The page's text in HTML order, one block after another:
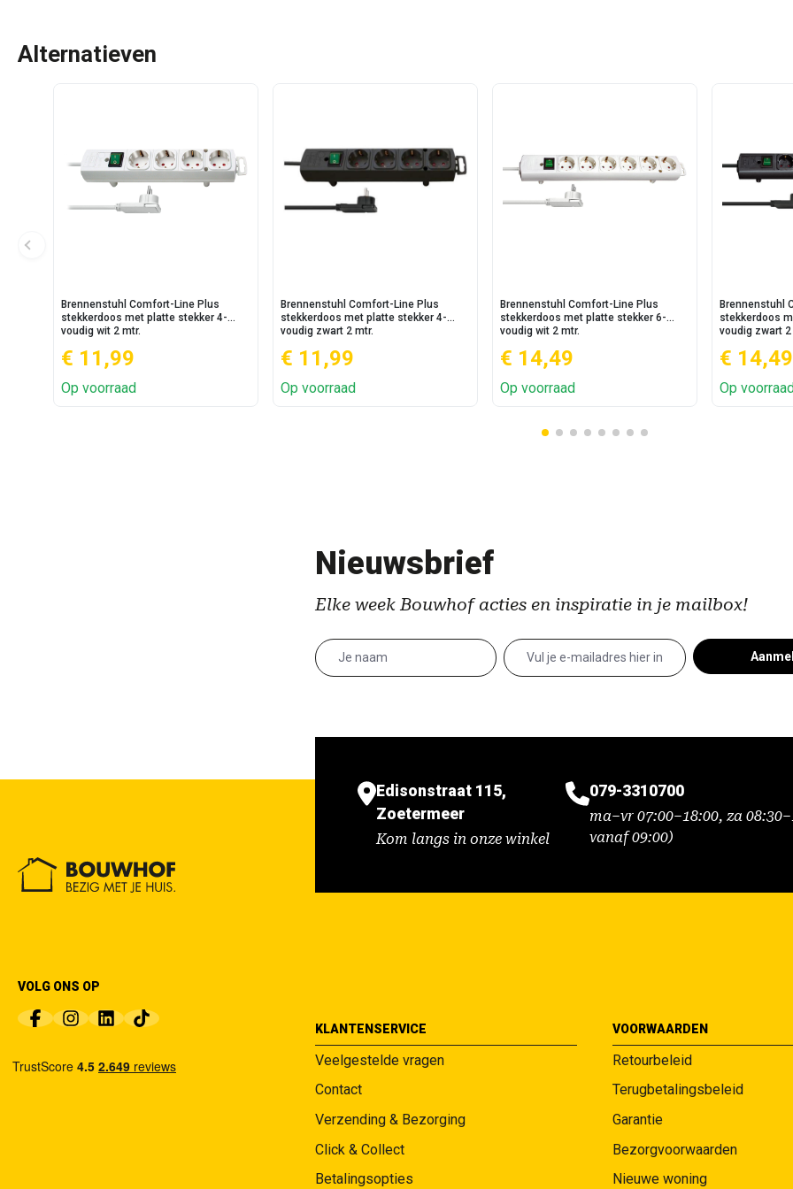
Alternatieven
Brennenstuhl Comfort-Line Plus
stekkerdoos met platte stekker 4-
voudig wit 2 mtr.
€ 11,99
Op voorraad
Brennenstuhl Comfort-Line Plus
stekkerdoos met platte stekker 4-
voudig zwart 2 mtr.
€ 11,99
Op voorraad
Brennenstuhl Comfort-Line Plus
stekkerdoos met platte stekker 6-
voudig wit 2 mtr.
€ 14,49
Op voorraad
Brennenstuhl
stekkerdoos
voudig zwart 2
€ 14,49
Op
Nieuwsbrief
Elke week Bouwhof acties en inspiratie in je mailbox!
Edisonstraat 115,
Zoetermeer
Kom langs in onze winkel
079-3310700
ma–vr 07:00–18:00, za
vanaf 09:00)
VOLG ONS OP
KLANTENSERVICE
Veelgestelde vragen
Contact
Verzending & Bezorging
Click & Collect
Betalingsopties
VOORWAARDEN
Retourbeleid
Terugbetalingsbeleid
Garantie
Bezorgvoorwaarden
Nieuwe woning